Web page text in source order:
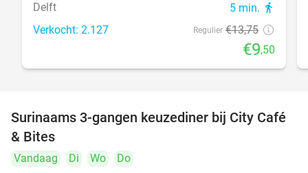
Delft 5 min. directions_walk
Verkocht: 2.127 Regulier €13,75
€9,50
21%
Surinaams 3-gangen keuzediner bij City Café
& Bites
Vandaag Di Wo
Do